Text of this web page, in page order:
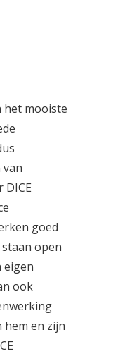
het mooiste
goed
open
eigen
ook
hem en zijn